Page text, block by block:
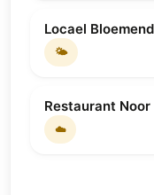
Locael
🌤
Restaurant Noor
☁️